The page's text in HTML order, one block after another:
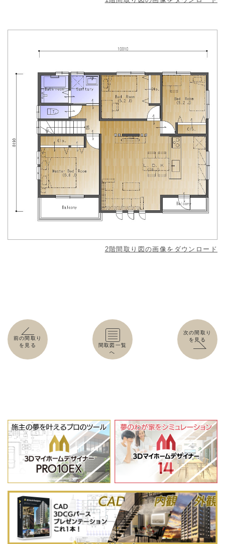
2階間取り図の画像をダウンロード
前の間取り
を見る
間取図一覧
へ
次の間取り
を見る